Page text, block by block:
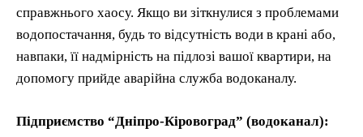
справжнього хаосу. Якщо ви зіткнулися з проблемами
водопостачання, будь то відсутність води в крані або,
навпаки, її надмірність на підлозі вашої квартири, на
допомогу прийде аварійна служба водоканалу.
Підприємство “Дніпро-Кіровоград” (водоканал):